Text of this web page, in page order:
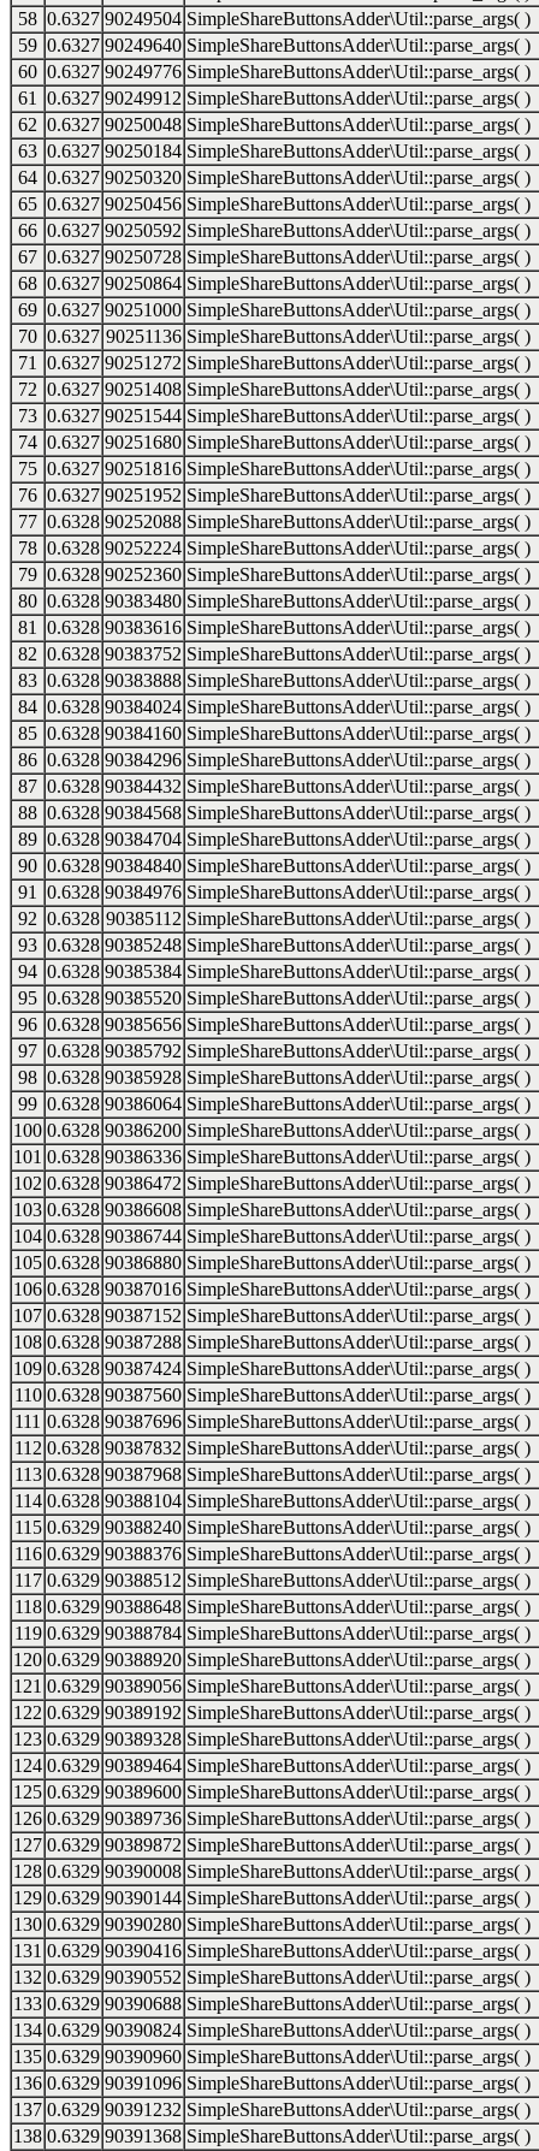
58 0.6327 90249504 SimpleShareButtonsAdder\Util::parse_args( )
59 0.6327 90249640 SimpleShareButtonsAdder\Util::parse_args( )
60 0.6327 90249776 SimpleShareButtonsAdder\Util::parse_args( )
61
0.6327 90249912 SimpleShareButtonsAdder\Util::parse_args( )
62 0.6327 90250048 SimpleShareButtonsAdder\Util::parse_args( )
63 0.6327 90250184 SimpleShareButtonsAdder\Util::parse_args( )
64 0.6327 90250320 SimpleShareButtonsAdder\Util::parse_args( )
65 0.6327 90250456 SimpleShareButtonsAdder\Util::parse_args( )
66 0.6327 90250592 SimpleShareButtonsAdder\Util::parse_args( )
67 0.6327 90250728 SimpleShareButtonsAdder\Util::parse_args( )
68 0.6327 90250864 SimpleShareButtonsAdder\Util::parse_args( )
69 0.6327 90251000 SimpleShareButtonsAdder\Util::parse_args( )
70 0.6327 90251136 SimpleShareButtonsAdder\Util::parse_args( )
71
0.6327 90251272 SimpleShareButtonsAdder\Util::parse_args( )
72 0.6327 90251408 SimpleShareButtonsAdder\Util::parse_args( )
73 0.6327 90251544 SimpleShareButtonsAdder\Util::parse_args( )
74 0.6327 90251680 SimpleShareButtonsAdder\Util::parse_args( )
75 0.6327 90251816 SimpleShareButtonsAdder\Util::parse_args( )
76 0.6327 90251952 SimpleShareButtonsAdder\Util::parse_args( )
77 0.6328 90252088 SimpleShareButtonsAdder\Util::parse_args( )
78 0.6328 90252224 SimpleShareButtonsAdder\Util::parse_args( )
79 0.6328 90252360 SimpleShareButtonsAdder\Util::parse_args( )
80 0.6328 90383480 SimpleShareButtonsAdder\Util::parse_args( )
81
0.6328 90383616 SimpleShareButtonsAdder\Util::parse_args( )
82 0.6328 90383752 SimpleShareButtonsAdder\Util::parse_args( )
83 0.6328 90383888 SimpleShareButtonsAdder\Util::parse_args( )
84 0.6328 90384024 SimpleShareButtonsAdder\Util::parse_args( )
85 0.6328 90384160 SimpleShareButtonsAdder\Util::parse_args( )
86 0.6328 90384296 SimpleShareButtonsAdder\Util::parse_args( )
87 0.6328 90384432 SimpleShareButtonsAdder\Util::parse_args( )
88 0.6328 90384568 SimpleShareButtonsAdder\Util::parse_args( )
89 0.6328 90384704 SimpleShareButtonsAdder\Util::parse_args( )
90 0.6328 90384840 SimpleShareButtonsAdder\Util::parse_args( )
91
0.6328 90384976 SimpleShareButtonsAdder\Util::parse_args( )
92 0.6328 90385112 SimpleShareButtonsAdder\Util::parse_args( )
93 0.6328 90385248 SimpleShareButtonsAdder\Util::parse_args( )
94 0.6328 90385384 SimpleShareButtonsAdder\Util::parse_args( )
95 0.6328 90385520 SimpleShareButtonsAdder\Util::parse_args( )
96 0.6328 90385656 SimpleShareButtonsAdder\Util::parse_args( )
97 0.6328 90385792 SimpleShareButtonsAdder\Util::parse_args( )
98 0.6328 90385928 SimpleShareButtonsAdder\Util::parse_args( )
99 0.6328 90386064 SimpleShareButtonsAdder\Util::parse_args( )
100 0.6328 90386200 SimpleShareButtonsAdder\Util::parse_args( )
101 0.6328 90386336 SimpleShareButtonsAdder\Util::parse_args( )
102 0.6328 90386472 SimpleShareButtonsAdder\Util::parse_args( )
103 0.6328 90386608 SimpleShareButtonsAdder\Util::parse_args( )
104 0.6328 90386744 SimpleShareButtonsAdder\Util::parse_args( )
105 0.6328 90386880 SimpleShareButtonsAdder\Util::parse_args( )
106 0.6328 90387016 SimpleShareButtonsAdder\Util::parse_args( )
107 0.6328 90387152 SimpleShareButtonsAdder\Util::parse_args( )
108 0.6328 90387288 SimpleShareButtonsAdder\Util::parse_args( )
109 0.6328 90387424 SimpleShareButtonsAdder\Util::parse_args( )
110 0.6328 90387560 SimpleShareButtonsAdder\Util::parse_args( )
111 0.6328 90387696 SimpleShareButtonsAdder\Util::parse_args( )
112 0.6328 90387832 SimpleShareButtonsAdder\Util::parse_args( )
113 0.6328 90387968 SimpleShareButtonsAdder\Util::parse_args( )
114 0.6328 90388104 SimpleShareButtonsAdder\Util::parse_args( )
115 0.6329 90388240 SimpleShareButtonsAdder\Util::parse_args( )
116 0.6329 90388376 SimpleShareButtonsAdder\Util::parse_args( )
117 0.6329 90388512 SimpleShareButtonsAdder\Util::parse_args( )
118 0.6329 90388648 SimpleShareButtonsAdder\Util::parse_args( )
119 0.6329 90388784 SimpleShareButtonsAdder\Util::parse_args( )
120 0.6329 90388920 SimpleShareButtonsAdder\Util::parse_args( )
121 0.6329 90389056 SimpleShareButtonsAdder\Util::parse_args( )
122 0.6329 90389192 SimpleShareButtonsAdder\Util::parse_args( )
123 0.6329 90389328 SimpleShareButtonsAdder\Util::parse_args( )
124 0.6329 90389464 SimpleShareButtonsAdder\Util::parse_args( )
125 0.6329 90389600 SimpleShareButtonsAdder\Util::parse_args( )
126 0.6329 90389736 SimpleShareButtonsAdder\Util::parse_args( )
127 0.6329 90389872 SimpleShareButtonsAdder\Util::parse_args( )
128 0.6329 90390008 SimpleShareButtonsAdder\Util::parse_args( )
129 0.6329 90390144 SimpleShareButtonsAdder\Util::parse_args( )
130 0.6329 90390280 SimpleShareButtonsAdder\Util::parse_args( )
131 0.6329 90390416 SimpleShareButtonsAdder\Util::parse_args( )
132 0.6329 90390552 SimpleShareButtonsAdder\Util::parse_args( )
133 0.6329 90390688 SimpleShareButtonsAdder\Util::parse_args( )
134 0.6329 90390824 SimpleShareButtonsAdder\Util::parse_args( )
135 0.6329 90390960 SimpleShareButtonsAdder\Util::parse_args( )
136 0.6329 90391096 SimpleShareButtonsAdder\Util::parse_args( )
137 0.6329 90391232 SimpleShareButtonsAdder\Util::parse_args( )
138 0.6329 90391368 SimpleShareButtonsAdder\Util::parse_args( )